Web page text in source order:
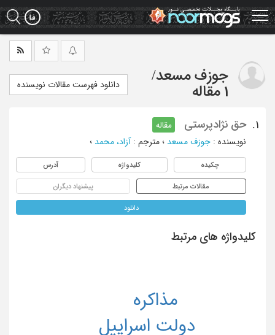
Skip
to
main
جوزف مسعد/
1 مقاله
دانلود فهرست مقالات نویسنده
1. حق نژادپرستی
مقاله
نویسنده : جوزف مسعد ؛ مترجم : آزاد، محمد ؛
چکیده کلیدواژه آدرس
مقالات مرتبط پیشنهاد دیگران
دانلود
کلیدواژه های مرتبط
دولت اسراییل
مذاکره